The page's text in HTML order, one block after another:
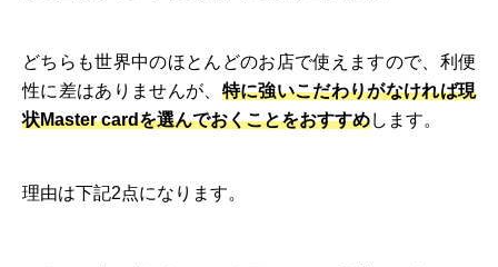
どちらも世界中のほとんどのお店で使えますので、利便
性に差はありませんが、 特に強いこだわりがなければ現
状Master cardを選んでおくことをおすすめします。
理由は下記2点になります。